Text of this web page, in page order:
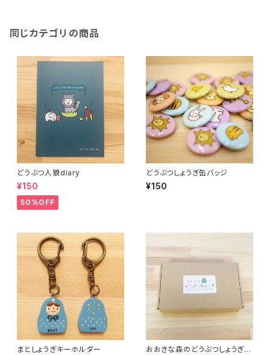
同じカテゴリの商品
どうぶつ人狼diary
¥150
50%OFF
どうぶつしょうぎ缶バッジ
¥150
まとしょうぎキーホルダー
おおきな森のどうぶつしょうぎ